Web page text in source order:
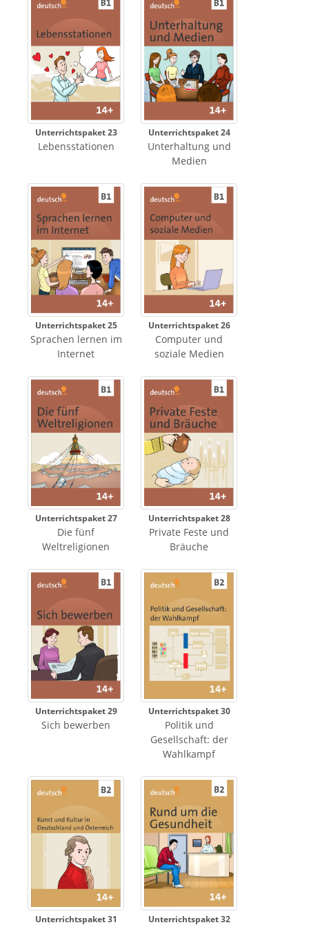
Unterrichtspaket 23
Lebensstationen
Unterrichtspaket 24
Unterhaltung und
Medien
Unterrichtspaket 25
Sprachen lernen im
Internet
Unterrichtspaket 26
Computer und
soziale Medien
Unterrichtspaket 27
Die fünf
Weltreligionen
Unterrichtspaket 28
Private Feste und
Bräuche
Unterrichtspaket 29
Sich bewerben
Unterrichtspaket 30
Politik und
Gesellschaft: der
Wahlkampf
Unterrichtspaket 31 Unterrichtspaket 32